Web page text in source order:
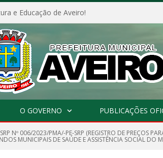
e Educação de Aveiro!
O GOVERNO PUBLICAÇÕES
Nº 006/2023/PMA/-PE-SRP (REGISTRO DE PREÇOS
MUNICIPAIS DE SAÚDE E ASSISTÊNCIA SOCIAL DO